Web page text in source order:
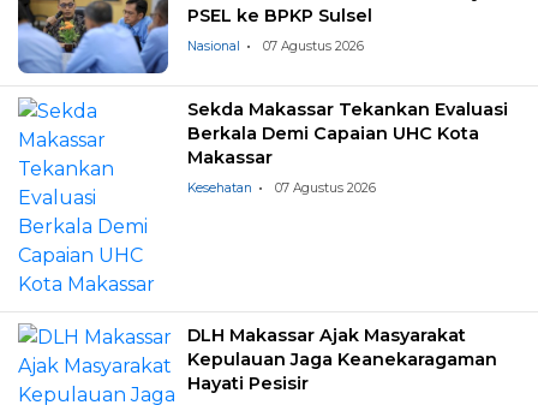
PSEL ke BPKP Sulsel
Nasional 07 Agustus 2026
Sekda Makassar Tekankan Evaluasi
Berkala Demi Capaian UHC Kota
Makassar
Kesehatan 07 Agustus 2026
DLH Makassar Ajak Masyarakat
Kepulauan Jaga Keanekaragaman
Hayati Pesisir